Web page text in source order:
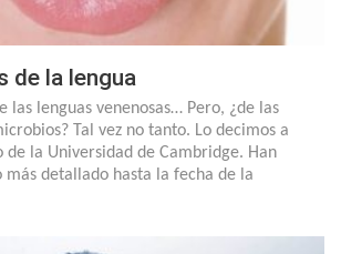
de la lengua
las lenguas venenosas… Pero, ¿de las
Tal vez no tanto. Lo decimos a
de la Universidad de Cambridge. Han
más detallado hasta la fecha de la